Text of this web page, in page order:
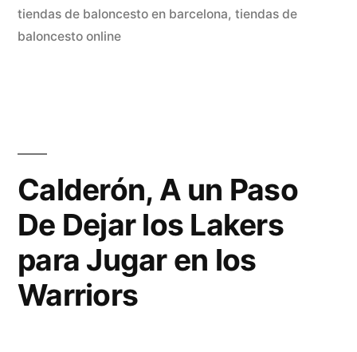
tiendas de baloncesto en barcelona, tiendas de
baloncesto online
Calderón, A un Paso
De Dejar los Lakers
para Jugar en los
Warriors